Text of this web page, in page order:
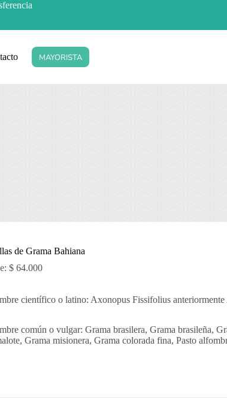
MAYORISTA
de Grama Bahiana
$64.000
científico o latino: Axonopus Fissifolius
común o vulgar: Grama brasilera, Grama brasileña,
Grama misionera, Grama colorada fina, Pasto